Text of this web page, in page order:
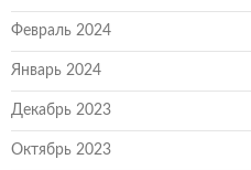
Февраль 2024
Январь 2024
Декабрь 2023
Октябрь 2023